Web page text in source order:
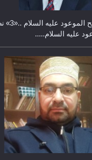
وساوس المعارضين ...**...